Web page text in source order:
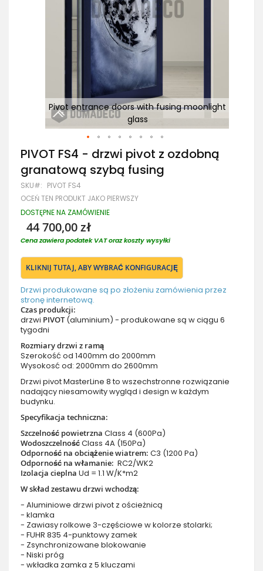
Pivot entrance doors with fusing moonlight
glass
Przejdź
na
początek
galerii
PIVOT FS4 - drzwi pivot z ozdobną
granatową szybą fusing
SKU PIVOT FS4
OCEŃ TEN PRODUKT JAKO PIERWSZY
DOSTĘPNE NA ZAMÓWIENIE
44 700,00 zł
Cena zawiera podatek VAT oraz koszty wysyłki
KLIKNIJ TUTAJ, ABY WYBRAĆ KONFIGURACJĘ
Drzwi produkowane są po złożeniu zamówienia przez
stronę internetową.
Czas produkcji:
drzwi PIVOT(aluminium) - produkowane są w ciągu 6
tygodni
Rozmiary drzwi z ramą
Szerokość od 1400mm do 2000mm
Wysokosć od: 2000mm do 2600mm
Drzwi pivot MasterLine 8 to wszechstronne rozwiązanie
nadający niesamowity wygląd i design w każdym
budynku.
Specyfikacja techniczna:
Szczelność powietrzna Class 4 (600Pa)
WodoszczelnośćClass 4A (150Pa)
Odporność na obciążenie wiatrem: C3 (1200 Pa)
Odporność na włamanie: RC2/WK2
Izolacja cieplna Ud = 1.1 W/K*m2
W skład zestawu drzwi wchodzą:
- Aluminiowe drzwi pivot z ościeżnicą
- klamka
- Zawiasy rolkowe 3-częściowe w kolorze stolarki;
- FUHR 835 4-punktowy zamek
- Zsynchronizowane blokowanie
- Niski próg
- wkładka zamka z 5 kluczami